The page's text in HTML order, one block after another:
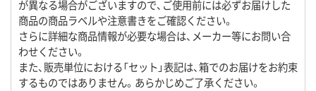
が異なる場合がございますので、ご使用前には必ずお届けした
商品の商品ラベルや注意書きをご確認ください。
さらに詳細な商品情報が必要な場合は、メーカー等にお問い合
わせください。
また、販売単位における「セット」表記は、箱でのお届けをお約束
するものではありません。あらかじめご了承ください。